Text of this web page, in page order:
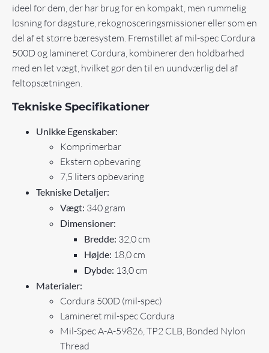
ideel for dem, der har brug for en kompakt, men rummelig
løsning for dagsture, rekognosceringsmissioner eller som en
del af et større bæresystem. Fremstillet af mil-spec Cordura
500D og lamineret Cordura, kombinerer den holdbarhed
med en let vægt, hvilket gør den til en uundværlig del af
feltopsætningen.
Tekniske Specifikationer
Unikke Egenskaber:
Komprimerbar
Ekstern opbevaring
7,5 liters opbevaring
Tekniske Detaljer:
Vægt: 340 gram
Dimensioner:
Bredde: 32,0 cm
Højde: 18,0 cm
Dybde: 13,0 cm
Materialer:
Cordura 500D (mil-spec)
Lamineret mil-spec Cordura
Mil-Spec A-A-59826, TP2 CLB, Bonded Nylon
Thread